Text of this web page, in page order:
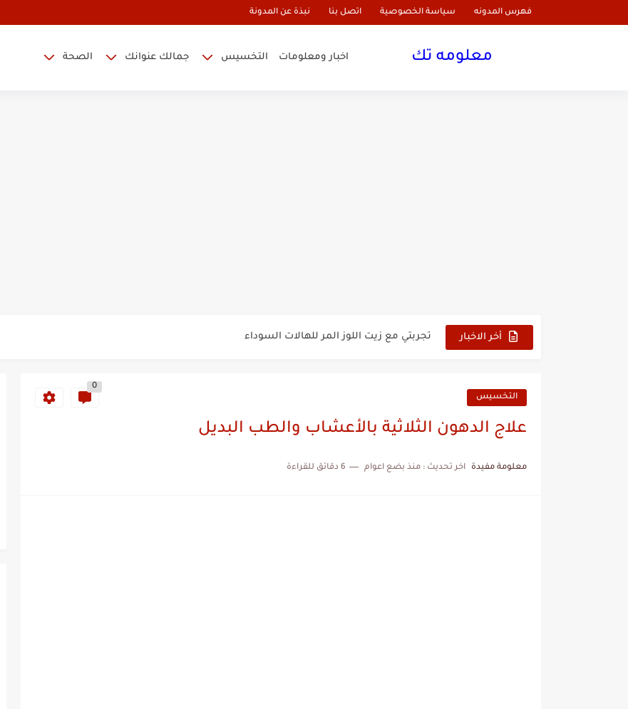
فهرس المدونه سياسة الخصوصية اتصل بنا نبذة عن المدونة
معلومه تك اخبار ومعلومات التخسيس جمالك عنوانك الصحة
أخر الاخبار تجربتي مع زيت اللوز المر للهالات السوداء
ماسك لشد الوجه وإزالة التجاعيد للبشرة الدهنية سريع المفعول...
التخسيس
0
علاج الدهون الثلاثية بالأعشاب والطب البديل
معلومة مفيدة اخر تحديث : منذ بضع اعوام 6 دقائق للقراءة